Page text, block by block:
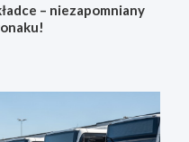
– niezapomniany